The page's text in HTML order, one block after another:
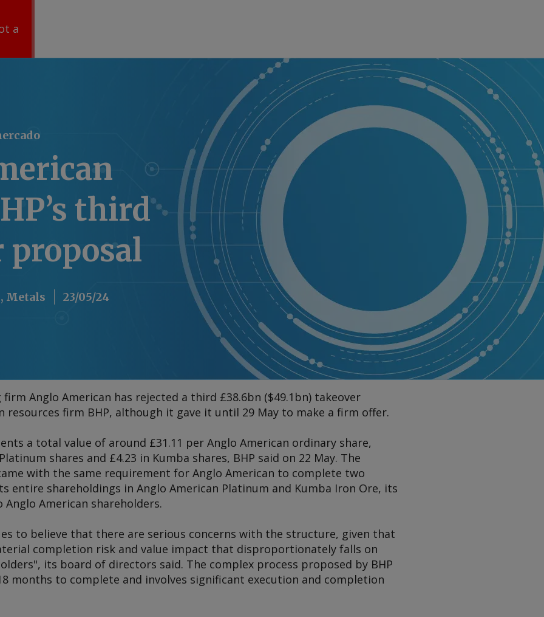
a
third
proposal
Metals 23/05/24
Anglo American has rejected a third £38.6bn ($49.1bn) takeover
resources firm BHP, although it gave it until 29 May to make a firm offer.
a total value of around £31.11 per Anglo American ordinary share,
shares and £4.23 in Kumba shares, BHP said on 22 May. The
with the same requirement for Anglo American to complete two
entire shareholdings in Anglo American Platinum and Kumba Iron Ore, its
American shareholders.
to believe that there are serious concerns with the structure, given that
completion risk and value impact that disproportionately falls on
its board of directors said. The complex process proposed by BHP
months to complete and involves significant execution and completion